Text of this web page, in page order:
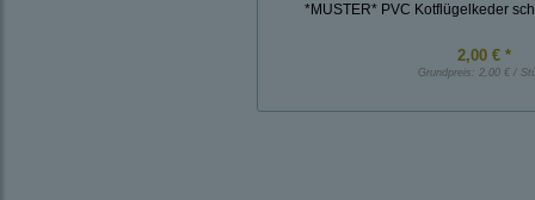
*MUSTER* PVC Kotflügelkeder
2,00 € *
Grundpreis: 2,00 € /